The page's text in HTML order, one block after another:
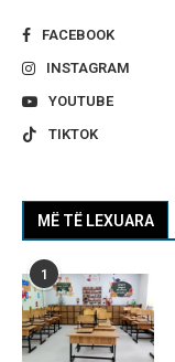
FACEBOOK
INSTAGRAM
YOUTUBE
TIKTOK
MË TË LEXUARA
1